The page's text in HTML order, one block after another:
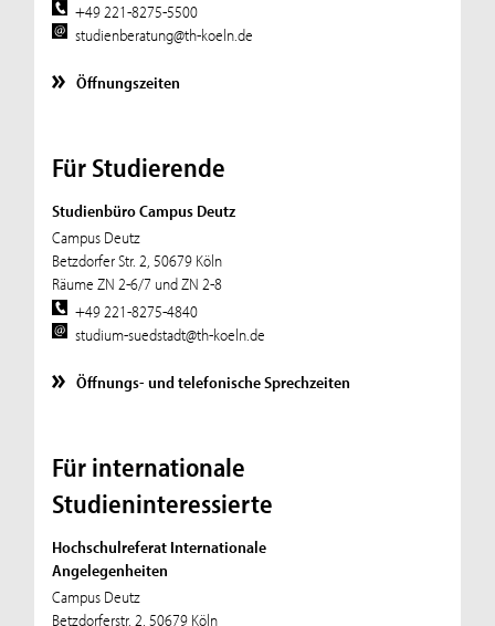
+49 221-8275-5500
studienberatung@th-koeln.de
Öffnungszeiten
Für Studierende
Studienbüro Campus Deutz
Campus Deutz
Betzdorfer Str. 2, 50679 Köln
Räume ZN 2-6/7 und ZN 2-8
+49 221-8275-4840
studium-suedstadt@th-koeln.de
Öffnungs- und telefonische Sprechzeiten
Für internationale
Studieninteressierte
Hochschulreferat Internationale
Angelegenheiten
Campus Deutz
Betzdorferstr. 2, 50679 Köln